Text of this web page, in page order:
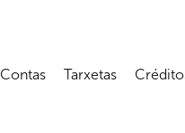
Contas
Abrir submenú
Tarxetas
Abrir